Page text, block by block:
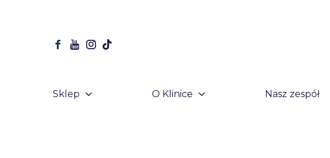
Sklep O Klinice Nasz zespół